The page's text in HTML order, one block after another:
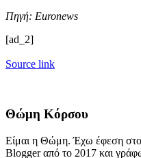
Πηγή: Euronews
[ad_2]
Source link
Θώμη Κόρσου
Είμαι η Θώμη. Έχω έφεση στο
Blogger από το 2017 και